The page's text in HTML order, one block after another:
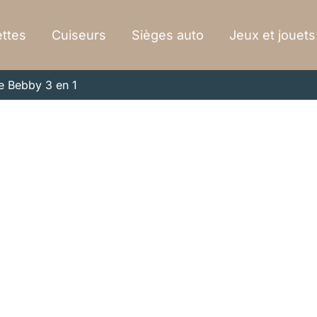
Cuiseurs Sièges auto Jeux et jouets
Bebby 3 en 1